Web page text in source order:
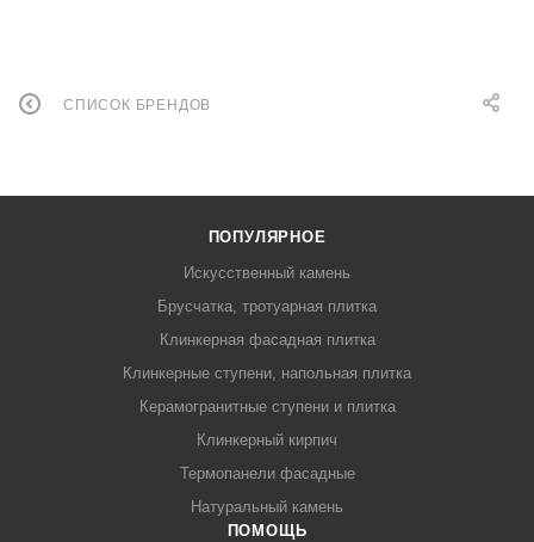
СПИСОК БРЕНДОВ
ПОПУЛЯРНОЕ
Искусственный камень
Брусчатка, тротуарная плитка
Клинкерная фасадная плитка
Клинкерные ступени, напольная плитка
Керамогранитные ступени и плитка
Клинкерный кирпич
Термопанели фасадные
Натуральный камень
ПОМОЩЬ